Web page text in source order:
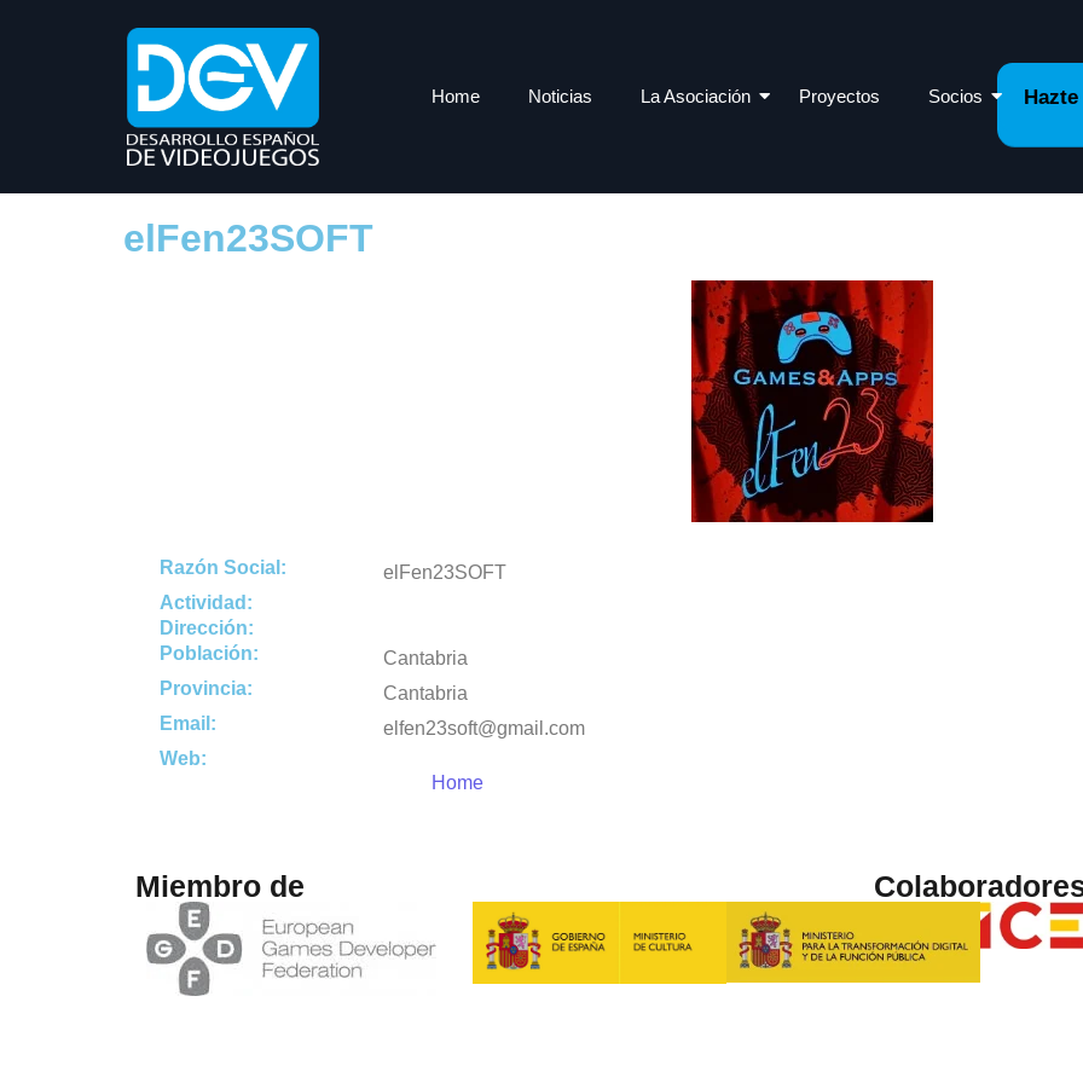
Home Noticias La Asociación Proyectos Socios
elFen23SOFT
Razón Social:
elFen23SOFT
Actividad:
Dirección:
Población:
Cantabria
Provincia:
Cantabria
Email:
elfen23soft@gmail.com
Web:
Home
Miembro de